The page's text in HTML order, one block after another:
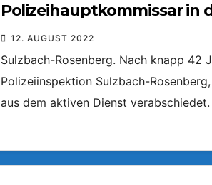
Polizeihauptkommissar in
12. AUGUST 2022
Sulzbach-Rosenberg. Nach knapp 42
Polizeiinspektion Sulzbach-
aus dem aktiven Dienst